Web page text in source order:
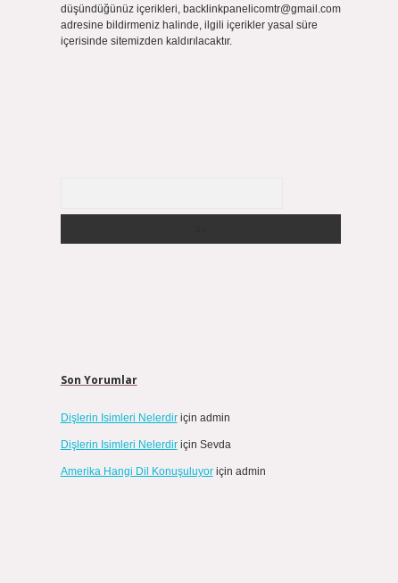
düşündüğünüz içerikleri, backlinkpanelicomtr@gmail.com
adresine bildirmeniz halinde, ilgili içerikler yasal süre
içerisinde sitemizden kaldırılacaktır.
Son Yorumlar
Dişlerin Isimleri Nelerdiriçin admin
Dişlerin Isimleri Nelerdiriçin Sevda
Amerika Hangi Dil Konuşuluyoriçin admin